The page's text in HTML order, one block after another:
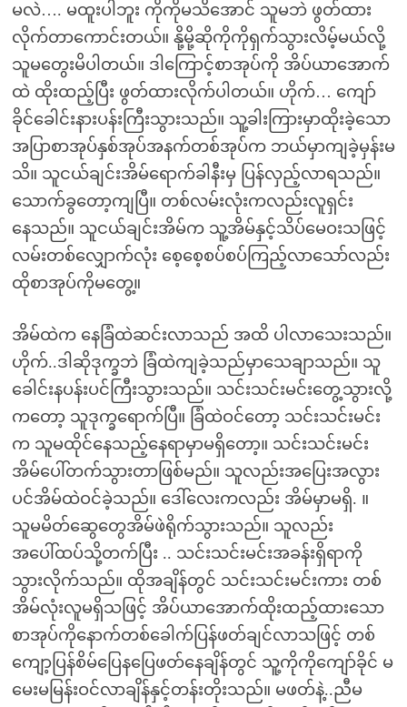
မလဲ…. မထူးပါဘူး ကိုကိုမသိအောင် သူမဘဲ ဖွတ်ထား
လိုက်တာကောင်းတယ်။ နို့မို့ဆိုကိုကိုရှက်သွားလိမ့်မယ်လို့
သူမတွေးမိပါတယ်။ ဒါကြောင့်စာအုပ်ကို အိပ်ယာအောက်
ထဲ ထိုးထည့်ပြီး ဖွတ်ထားလိုက်ပါတယ်။ ဟိုက်… ကျော်
ခိုင်ခေါင်းနားပန်းကြီးသွားသည်။ သူ့ခါးကြားမှာထိုးခဲ့သော
အပြာစာအုပ်နှစ်အုပ်အနက်တစ်အုပ်က ဘယ်မှာကျခဲ့မှန်းမ
သိ။ သူငယ်ချင်းအိမ်ရောက်ခါနီးမှ ပြန်လှည့်လာရသည်။
သောက်ခွတော့ကျပြီ။ တစ်လမ်းလုံးကလည်းလူရှင်း
နေသည်။ သူငယ်ချင်းအိမ်က သူ့အိမ်နှင့်သိပ်မေဝးသဖြင့်
လမ်းတစ်လျှောက်လုံး စေ့စေ့စပ်စပ်ကြည့်လာသော်လည်း
ထိုစာအုပ်ကိုမတွေ့။
အိမ်ထဲက နေခြံထဲဆင်းလာသည် အထိ ပါလာသေးသည်။
ဟိုက်..ဒါဆိုဒုက္ခဘဲ ခြံထဲကျခဲ့သည်မှာသေချာသည်။ သူ
ခေါင်းနပန်းပင်ကြီးသွားသည်။ သင်းသင်းမင်းတွေ့သွားလို့
ကတော့ သူဒုက္ခရောက်ပြီ။ ခြံထဲဝင်တော့ သင်းသင်းမင်း
က သူမထိုင်နေသည့်နေရာမှာမရှိတော့။ သင်းသင်းမင်း
အိမ်ပေါ်တက်သွားတာဖြစ်မည်။ သူလည်းအပြေးအလွား
ပင်အိမ်ထဲဝင်ခဲ့သည်။ ဒေါ်လေးကလည်း အိမ်မှာမရှိ. ။
သူမမိတ်ဆွေတွေအိမ်ဖဲရိုက်သွားသည်။ သူလည်း
အပေါ်ထပ်သို့တက်ပြီး .. သင်းသင်းမင်းအခန်းရှိရာကို
သွားလိုက်သည်။ ထိုအချိန်တွင် သင်းသင်းမင်းကား တစ်
အိမ်လုံးလူမရှိသဖြင့် အိပ်ယာအောက်ထိုးထည့်ထားသော
စာအုပ်ကိုနောက်တစ်ခေါက်ပြန်ဖတ်ချင်လာသဖြင့် တစ်
ကျော့ပြန်စိမ်ပြေနပြေဖတ်နေချိန်တွင် သူ့ကိုကိုကျော်ခိုင် မ
မေးမမြန်းဝင်လာချိန်နှင့်တန်းတိုးသည်။ မဖတ်နဲ့..ညီမ